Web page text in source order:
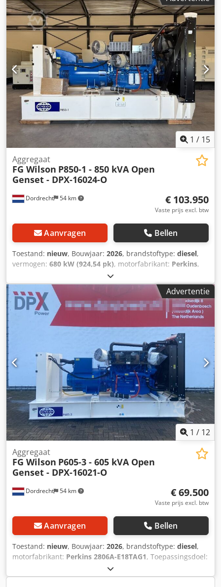
1 / 15
Dordrecht 54 km
Aggregaat
FG Wilson P850-1 - 850 kVA Open
Genset - DPX-16024-O
€ 103.950
Vaste prijs excl. btw
Aanvragen Bellen
Toestand: nieuw, Bouwjaar: 2026, brandstoftype: diesel,
vermogen: 680 kW (924,54 pk), motorfabrikant: Perkins,
Toepassingsdoel: Bouw Leeggewicht: 5.040 kg
Generatorvermogen: 850 kVA Afmetingen laadruimte: 413 x
169 x 257 cm CE-markering: ja Watertankinhoud: 1.702 l
Land van productie: CN Neem contact op met Team DPX
voor meer informatie. Dodpfxjwaqxdj Acajkr = Verdere
opties en accessoires = - Accu - Bedieningspaneel -
Advertentie
1 / 12
Dordrecht 54 km
Aggregaat
FG Wilson P605-3 - 605 kVA Open
Genset - DPX-16021-O
€ 69.500
Vaste prijs excl. btw
Aanvragen Bellen
Toestand: nieuw, Bouwjaar: 2026, brandstoftype: diesel,
motorfabrikant: Perkins 2806A-E18TAG1, Toepassingsdoel:
Bouw Leeggewicht: 4.202 kg Generatorvermogen: 605 kVA
Afmetingen laadruimte: 390 x 146 x 216 cm CE-markering: